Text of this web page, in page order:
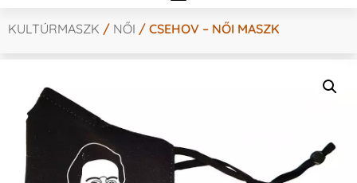
KULTÚRMASZK / NŐI / CSEHOV – NŐI MASZK